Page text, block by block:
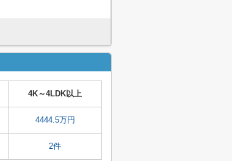
4K～4LDK以上
4444.5万円
2件